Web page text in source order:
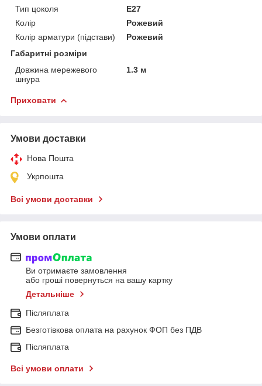
Тип цоколя
E27
Колір
Рожевий
Колір арматури (підстави)
Рожевий
Габаритні розміри
Довжина мережевого
шнура
1.3 м
Приховати
Умови доставки
Нова Пошта
Укрпошта
Всі умови доставки
Умови оплати
Ви отримаєте замовлення
або гроші повернуться на вашу картку
Детальніше
Післяплата
Безготівкова оплата на рахунок ФОП без ПДВ
Післяплата
Всі умови оплати